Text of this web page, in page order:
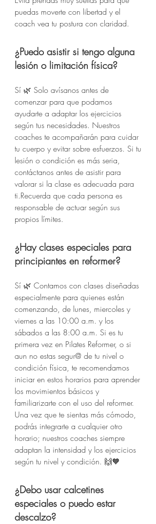
puedas moverte con libertad y el
coach vea tu postura con claridad.
¿Puedo asistir si tengo alguna
lesión o limitación física?
Sí 🌿 Solo avísanos antes de
comenzar para que podamos
ayudarte a adaptar los ejercicios
según tus necesidades. Nuestros
coaches te acompañarán para cuidar
tu cuerpo y evitar sobre esfuerzos. Si tu
lesión o condición es más seria,
contáctanos antes de asistir para
valorar si la clase es adecuada para
ti.Recuerda que cada persona es
responsable de actuar según sus
propios límites.
¿Hay clases especiales para
principiantes en reformer?
Sí 🌿 Contamos con clases diseñadas
especialmente para quienes están
comenzando, de lunes, miercoles y
viernes a las 10:00 a.m. y los
sábados a las 8:00 a.m. Si es tu
primera vez en Pilates Reformer, o si
aun no estas segur@ de tu nivel o
condición física, te recomendamos
iniciar en estos horarios para aprender
los movimientos básicos y
familiarizarte con el uso del reformer.
Una vez que te sientas más cómodo,
podrás integrarte a cualquier otro
horario; nuestros coaches siempre
adaptan la intensidad y los ejercicios
según tu nivel y condición. 🙌🧡
¿Debo usar calcetines
especiales o puedo estar
descalzo?